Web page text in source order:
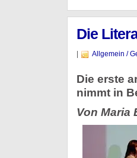
Die
Allgemein /
Die erste
nimmt in
Von Maria